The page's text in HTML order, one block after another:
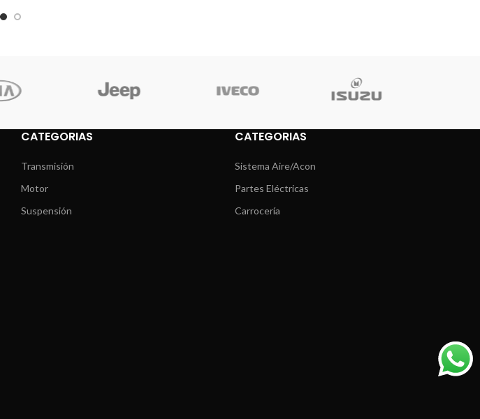
CATEGORIAS
Transmisión
Motor
Suspensión
CATEGORIAS
Sistema Aire/Acon
Partes Eléctricas
Carrocería